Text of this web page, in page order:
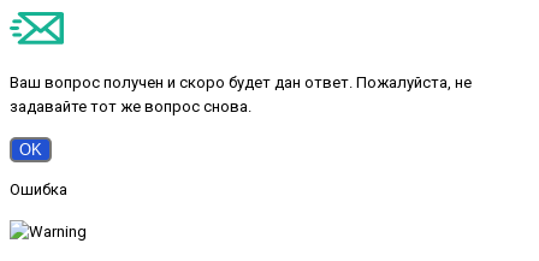
Ваш вопрос получен и скоро будет дан ответ. Пожалуйста, не
задавайте тот же вопрос снова.
OK
Ошибка